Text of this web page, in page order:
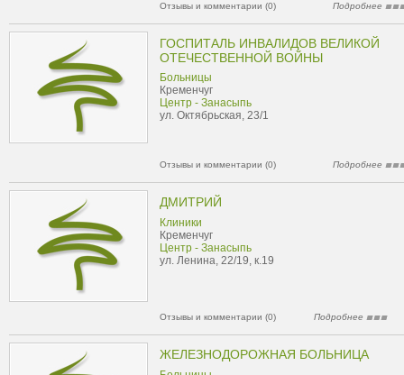
Отзывы и комментарии (0) Подробнее
ГОСПИТАЛЬ ИНВАЛИДОВ ВЕЛИКОЙ
ОТЕЧЕСТВЕННОЙ ВОЙНЫ
Больницы
Кременчуг
Центр - Занасыпь
ул. Октябрьская, 23/1
Отзывы и комментарии (0) Подробнее
ДМИТРИЙ
Клиники
Кременчуг
Центр - Занасыпь
ул. Ленина, 22/19, к.19
Отзывы и комментарии (0) Подробнее
ЖЕЛЕЗНОДОРОЖНАЯ БОЛЬНИЦА